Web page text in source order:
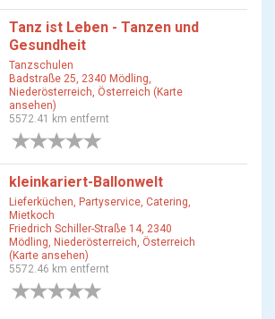
Tanz ist Leben - Tanzen und
Gesundheit
Tanzschulen
Badstraße 25, 2340 Mödling,
Niederösterreich, Österreich (Karte
ansehen)
5572.41 km entfernt
kleinkariert-Ballonwelt
Lieferküchen, Partyservice, Catering,
Mietkoch
Friedrich Schiller-Straße 14, 2340
Mödling, Niederösterreich, Österreich
(Karte ansehen)
5572.46 km entfernt